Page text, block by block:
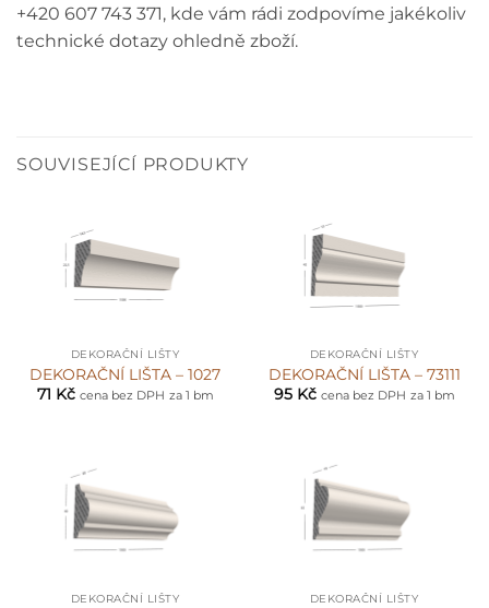
+420 607 743 371, kde vám rádi zodpovíme jakékoliv
technické dotazy ohledně zboží.
SOUVISEJÍCÍ PRODUKTY
DEKORAČNÍ LIŠTY
DEKORAČNÍ LIŠTA – 1027
71 Kč cena bez DPH za 1 bm
DEKORAČNÍ LIŠTY
DEKORAČNÍ LIŠTA – 73111
95 Kč cena bez DPH za 1 bm
DEKORAČNÍ LIŠTY DEKORAČNÍ LIŠTY